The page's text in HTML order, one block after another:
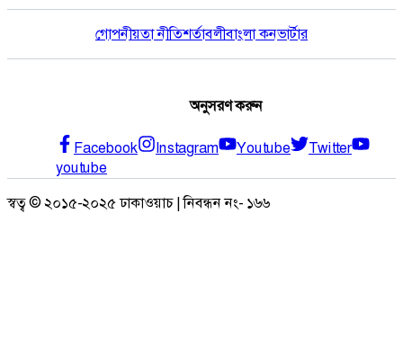
গোপনীয়তা নীতিশর্তাবলীবাংলা কনভার্টার
অনুসরণ করুন
Facebook Instagram Youtube
Twitter
youtube
স্বত্ব © ২০১৫-২০২৫ ঢাকাওয়াচ | নিবন্ধন নং- ১৬৬